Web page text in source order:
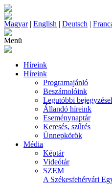
Magyar| English | Deutsch |
Menü
Híreink
Híreink
Programajánló
Beszámolóink
Legutóbbi
Állandó híreink
Eseménynaptár
Keresés, szűrés
Ünnepkörök
Média
Képtár
Videótár
SZEM
A Székesfehérvári